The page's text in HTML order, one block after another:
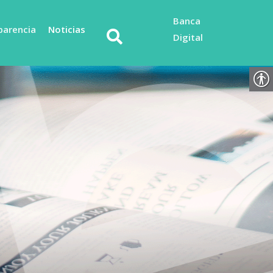
Noticias
Banca
Digital